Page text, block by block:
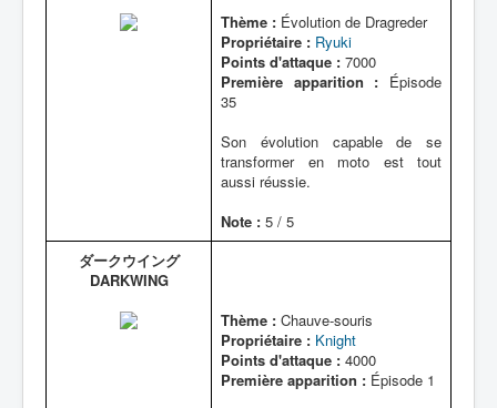
Thème : Évolution de Dragreder
Propriétaire : Ryuki
Points d'attaque : 7000
Première apparition : Épisode
35
Son évolution capable de se
transformer en moto est tout
aussi réussie.
Note : 5 / 5
ダークウイング
DARKWING
Thème : Chauve-souris
Propriétaire : Knight
Points d'attaque : 4000
Première apparition : Épisode 1